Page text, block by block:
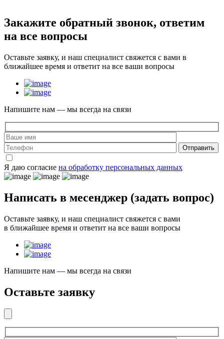
Закажите обратный звонок, ответим
на все вопросы
Оставьте заявку, и наш специалист свяжется с вами в
ближайшее время и ответит на все ваши вопросы
Напишите нам — мы всегда на связи
Отправить
Я даю согласие на обработку персональных данных
Написать в месенджер (задать вопрос)
Оставьте заявку, и наш специалист свяжется с вами
в ближайшее время и ответит на все ваши вопросы
Напишите нам — мы всегда на связи
Оставьте заявку